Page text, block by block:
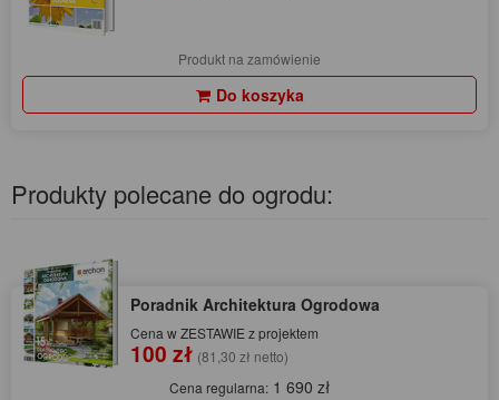
Produkt na zamówienie
Do koszyka
Produkty polecane do ogrodu:
Poradnik Architektura Ogrodowa
Cena w ZESTAWIE z projektem
100 zł (81,30 zł netto)
Cena regularna: 1 690 zł